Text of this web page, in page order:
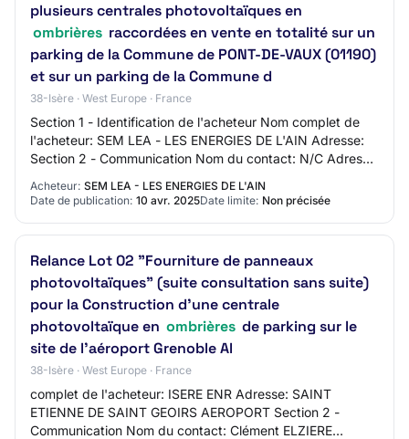
plusieurs centrales photovoltaïques en
ombrières raccordées en vente en totalité sur un
parking de la Commune de PONT-DE-VAUX (01190)
et sur un parking de la Commune d
38-Isère · West Europe · France
Section 1 - Identification de l'acheteur Nom complet de
l'acheteur: SEM LEA - LES ENERGIES DE L'AIN Adresse:
Section 2 - Communication Nom du contact: N/C Adresse
Acheteur: SEM LEA - LES ENERGIES DE L'AIN
Date de publication: 10 avr. 2025Date limite: Non précisée
Relance Lot 02 "Fourniture de panneaux
photovoltaïques" (suite consultation sans suite)
pour la Construction d'une centrale
photovoltaïque en ombrières de parking sur le
site de l'aéroport Grenoble Al
38-Isère · West Europe · France
complet de l'acheteur: ISERE ENR Adresse: SAINT
ETIENNE DE SAINT GEOIRS AEROPORT Section 2 -
Communication Nom du contact: Clément ELZIERE